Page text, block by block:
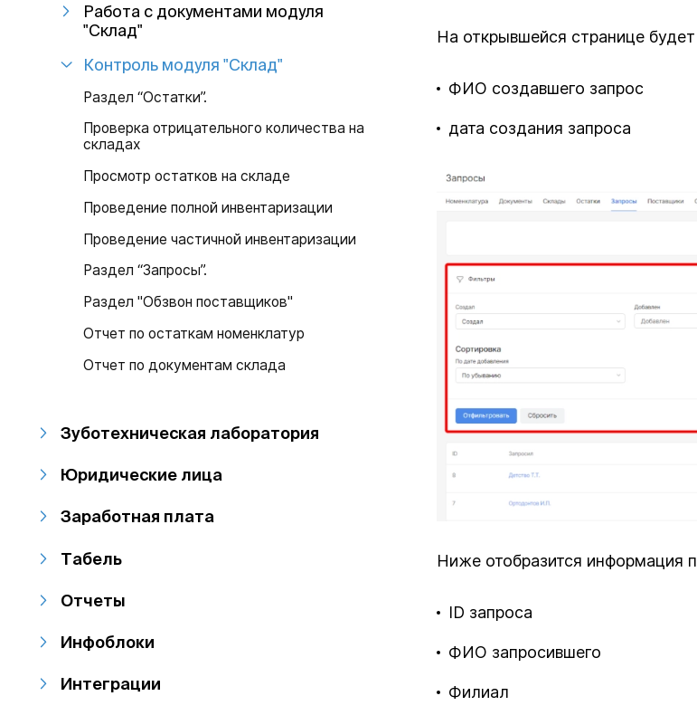
Работа с документами модуля
"Склад"
Контроль модуля "Склад"
Раздел “Остатки”.
Проверка отрицательного количества на
складах
Просмотр остатков на складе
Проведение полной инвентаризации
Проведение частичной инвентаризации
Раздел “Запросы”.
Раздел "Обзвон поставщиков"
Отчет по остаткам номенклатур
Отчет по документам склада
Зуботехническая лаборатория
Юридические лица
Заработная плата
Табель
Отчеты
Инфоблоки
Интеграции
На открывшейся странице
ФИО создавшего запрос
дата создания запроса
Ниже отобразится информация
ID запроса
ФИО запросившего
Филиал